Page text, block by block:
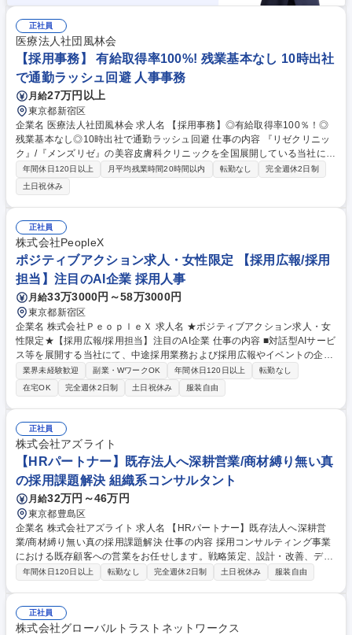
正社員
医療法人社団風林会
【採用事務】 有給取得率100%! 残業基本なし 10時出社
で通勤ラッシュ回避 人事事務
月給27万円以上
東京都新宿区
企業名 医療法人社団風林会 求人名 【採用事務】◎有給取得率100％！◎
残業基本なし◎10時出社で通勤ラッシュ回避 仕事の内容 『リゼクリニッ
ク』/『メンズリゼ』の美容皮膚科クリニックを全国展開している当社にて
応募者の面接調整や入退職手続きを中心にお任せします。★残業時間は月
5時間程度！ワークライフバランスを取りやすい環境 【具体的には】 ・応
募者の面接日程調整・入退職者の手続き対応 ・クリニックスタッフの賞与
計算 など 【職場の雰囲気】 「大丈夫？」と声をかけ合う文化や「ありが
とう」が飛び交う職場の為、相談・質問などのコミュニケーションをとり
やすい雰囲気が魅力。 募集職種 【採用事務】◎有給取得率100％！◎残業
基本なし◎10時出社で通勤ラッシュ回避
年間休日120日以上 月平均残業時間20時間以内 転勤なし
完全週休2日制
土日祝休み
正社員
株式会社PeopleX
ポジティブアクション求人・女性限定 【採用広報/採用
担当】注目のAI企業 採用人事
月給33万3000円～58万3000円
東京都新宿区
企業名 株式会社ＰｅｏｐｌｅＸ 求人名 ★ポジティブアクション求人・女
性限定★【採用広報/採用担当】注目のAI企業 仕事の内容 ■対話型AIサービ
ス等を展開する当社にて、中途採用業務および採用広報やイベントの企画
運営を担当。事業拡大に伴う採用体制強化を推進します。将来的には適性
や希望に応じて人事企画などへ領域を広げる事も可能。 【詳細】■採用計
画・要件策定 ■スカウト・エージェントでの母集団形成 ■選考プロセス設
計と候補者対応 ■採用イベントの企画・運営 ■オウンドメディア等での採
用広報 ■リファラル採用の企画運用 【仕事の魅力】立ち上げ期のスピード
感の中、経営陣と連携し各種施策を主導可能。人事企画や組織開発への人
事としてキャリアの幅を持たしていくことも目指せます。 募集職種 ★ポ
ジティブアクション求人・女性限定★【採用広報/採用担当】注目のAI企業
業界未経験歓迎 副業・WワークOK 年間休日120日以上
転勤なし
在宅OK
完全週休2日制 土日祝休み 服装自由
正社員
株式会社アズライト
【HRパートナー】既存法人へ深耕営業/商材縛り無い真
の採用課題解決 組織系コンサルタント
月給32万円～46万円
東京都豊島区
企業名 株式会社アズライト 求人名 【HRパートナー】既存法人へ深耕営
業/商材縛り無い真の採用課題解決 仕事の内容 採用コンサルティング事業
における既存顧客への営業をお任せします。戦略策定、設計・改善、デー
タ分析、採用ツールの企画等、顧客の採用活動全体のプロジェクトマネジ
改善を実施 ■顧客企業との定例MTG、予算マネジメント ■集客媒体のプラ
ンニング、選考プロセスの設計 ■人材媒体社・紹介会社の折衝、採用ツー
年間休日120日以上 転勤なし 完全週休2日制 土日祝休み 服装自由
正社員
株式会社グローバルトラストネットワークス